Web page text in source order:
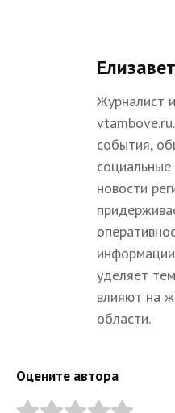
Журналист
события,
новости
уделяет
влияют на
области.
Оцените автора